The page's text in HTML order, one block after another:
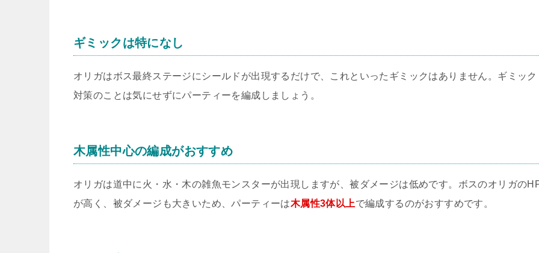
ギミックは特になし
オリガはボス最終ステージにシールドが出現するだけで、これといったギミックはありません。ギミック
対策のことは気にせずにパーティーを編成しましょう。
木属性中心の編成がおすすめ
オリガは道中に火・水・木の雑魚モンスターが出現しますが、被ダメージは低めです。ボスのオリガの
が高く、被ダメージも大きいため、パーティーは木属性3体以上で編成するのがおすすめです。